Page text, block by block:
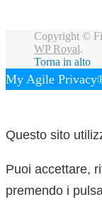
Copyright ©
WP Royal.
Torna in alto
My Agile
Questo sito
Puoi accettare,
premendo i